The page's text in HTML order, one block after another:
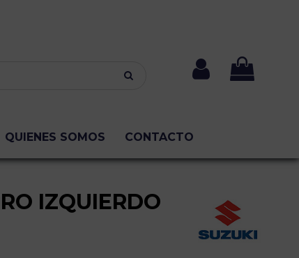
QUIENES SOMOS CONTACTO
IZQUIERDO